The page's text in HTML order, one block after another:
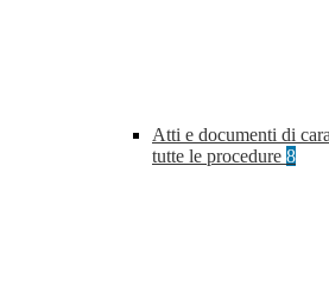
Atti e documenti di
tutte le procedure 8